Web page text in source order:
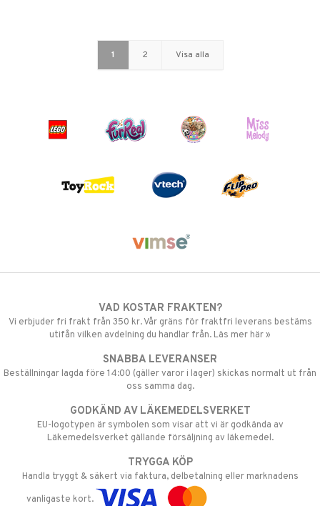
1 2 Visa alla
VAD KOSTAR FRAKTEN?
Vi erbjuder fri frakt från 350 kr. Vår gräns för fraktfri leverans bestäms
utifån vilken avdelning du handlar från. Läs mer här »
SNABBA LEVERANSER
Beställningar lagda före 14:00 (gäller varor i lager) skickas normalt ut från
oss samma dag.
GODKÄND AV LÄKEMEDELSVERKET
EU-logotypen är symbolen som visar att vi är godkända av
Läkemedelsverket gällande försäljning av läkemedel.
TRYGGA KÖP
Handla tryggt & säkert via faktura, delbetalning eller marknadens
vanligaste kort.